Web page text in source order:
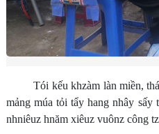
Tói kếu khzàm làn miền, tháo
mảng múa tỏi tẩy hang nhây sấy
nhniêuz hnăm xiêuz vuônz công